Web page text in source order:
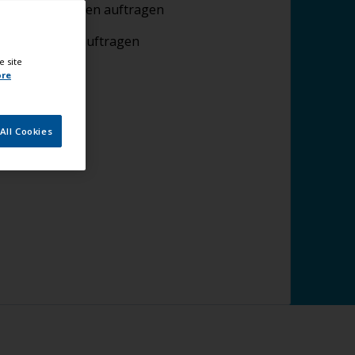
Vorstreichfarben auftragen
Endanstriche auftragen
site
Cookies